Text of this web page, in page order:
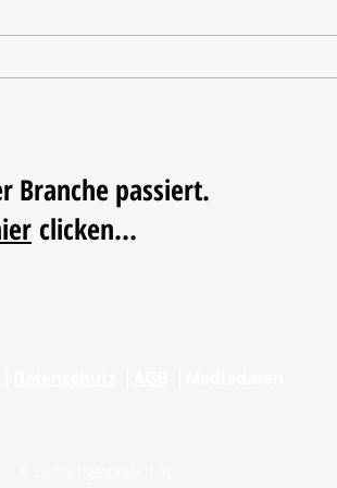
Geschäftsführer
Oxo
Branche passiert.
clicken...